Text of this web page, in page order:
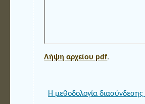
Λήψη αρχείου pdf.
Η μεθοδολογία διασύνδεσης